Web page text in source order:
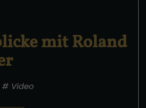
mit Roland
# Video